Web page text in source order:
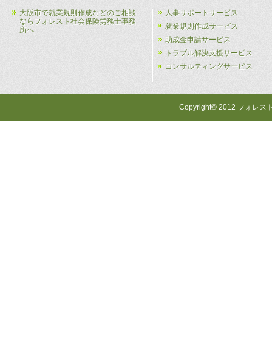
大阪市で就業規則作成などのご相談
ならフォレスト社会保険労務士事務
所へ
人事サポートサービス
就業規則作成サービス
助成金申請サービス
トラブル解決支援サービス
コンサルティングサービス
Copyright© 2012 フォレス